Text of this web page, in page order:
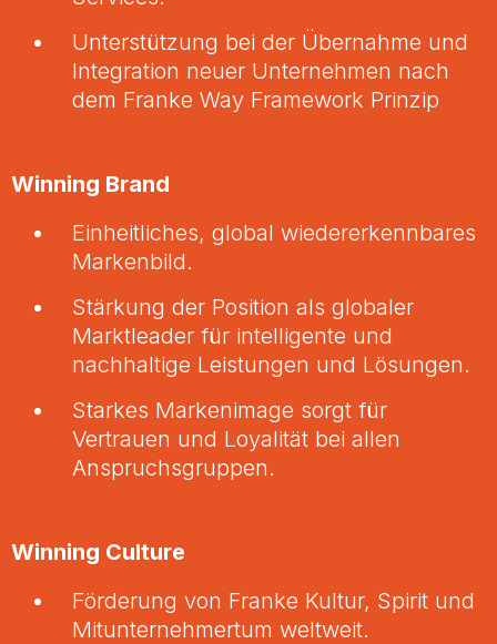
Unterstützung bei der Übernahme und
Integration neuer Unternehmen nach
dem Franke Way Framework Prinzip
Winning Brand
Einheitliches, global wiedererkennbares
Markenbild.
Stärkung der Position als globaler
Marktleader für intelligente und
nachhaltige Leistungen und Lösungen.
Starkes Markenimage sorgt für
Vertrauen und Loyalität bei allen
Anspruchsgruppen.
Winning Culture
Förderung von Franke Kultur, Spirit und
Mitunternehmertum weltweit.